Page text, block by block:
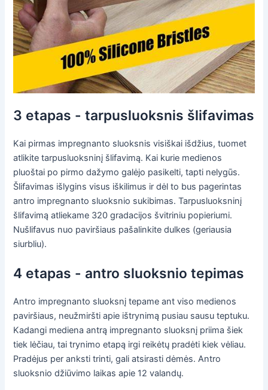
3 etapas - tarpusluoksnis šlifavimas
Kai pirmas impregnanto sluoksnis visiškai išdžius, tuomet
atlikite tarpusluoksninį šlifavimą. Kai kurie medienos
pluoštai po pirmo dažymo galėjo pasikelti, tapti nelygūs.
Šlifavimas išlygins visus iškilimus ir dėl to bus pagerintas
antro impregnanto sluoksnio sukibimas. Tarpusluoksninį
šlifavimą atliekame 320 gradacijos švitriniu popieriumi.
Nušlifavus nuo paviršiaus pašalinkite dulkes (geriausia
siurbliu).
4 etapas - antro sluoksnio tepimas
Antro impregnanto sluoksnį tepame ant viso medienos
paviršiaus, neužmiršti apie ištrynimą pusiau sausu teptuku.
Kadangi mediena antrą impregnanto sluoksnį priima šiek
tiek lėčiau, tai trynimo etapą irgi reikėtų pradėti kiek vėliau.
Pradėjus per anksti trinti, gali atsirasti dėmės. Antro
sluoksnio džiūvimo laikas apie 12 valandų.